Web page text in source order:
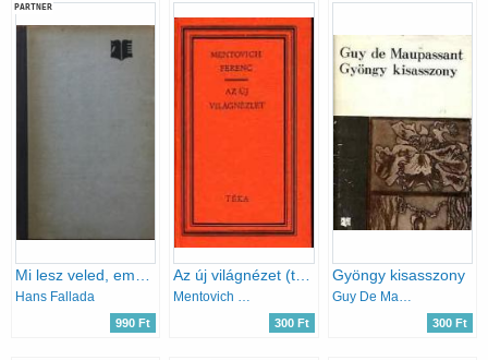
PARTNER
Hans Fallada
990 Ft 300 Ft
Gyöngy kisasszony
300 Ft